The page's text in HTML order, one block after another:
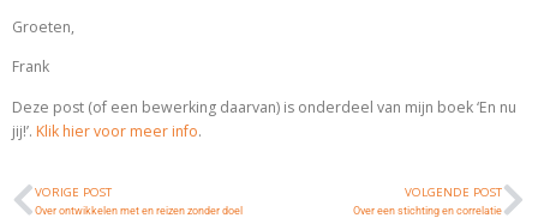
Groeten,
Frank
Deze post (of een bewerking daarvan) is onderdeel van mijn boek ‘En nu
jij!’. Klik hier voor meer info.
VORIGE POST
Over ontwikkelen met en reizen zonder doel
VOLGENDE POST
Over een stichting en correlatie